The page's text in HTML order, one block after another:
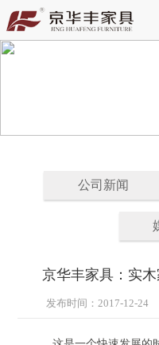
公司新闻
京华丰家具：实
发布时间： 2017-12-24